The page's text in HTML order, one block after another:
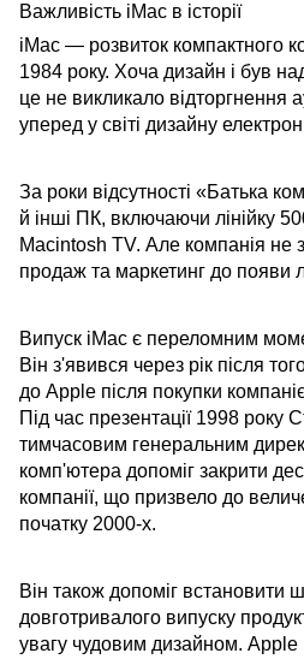
Важливість iMac в історії
iMac — розвиток компактного
1984 року. Хоча дизайн і був
це не викликало відторгнення
уперед у світі дизайну
За роки відсутності «Батька
й інші ПК, включаючи лінійку
Macintosh TV. Але компанія не
продаж та маркетинг до появи
Випуск iMac є переломним
Він з'явився через рік після
до Apple після покупки
Під час презентації 1998 року
тимчасовим генеральним
комп'ютера допоміг закрити
компанії, що призвело до
початку 2000-х.
Він також допоміг встановити
довготривалого випуску
увагу чудовим дизайном.